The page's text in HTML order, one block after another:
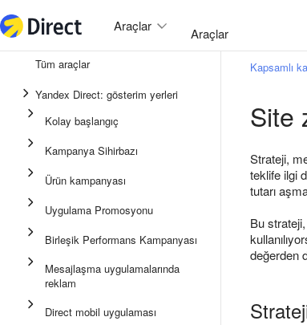
Araçlar Araçlar
Mesajlaşma
Medya reklamı
Kampanya Sihirbazı
Ürün kampanyası
Kolay Başlangıç
Tüm araçlar
Yandex Direct: gösterim yerleri
Kolay başlangıç
Kampanya Sihirbazı
Ürün kampanyası
Uygulama Promosyonu
Birleşik Performans Kampanyası
Mesajlaşma uygulamalarında
reklam
Direct mobil uygulaması
Kapsamlı
Site
Strateji,
teklife ilgi
tutarı
Bu
değerden